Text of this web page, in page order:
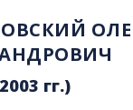
гг.)